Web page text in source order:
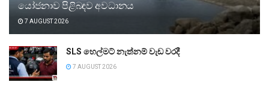
යෝජනාව පිළිබඳව අවධානය
7 AUGUST 2026
SLS හෙල්මට් නැත්නම් වැඩ වරදී
7 AUGUST 2026